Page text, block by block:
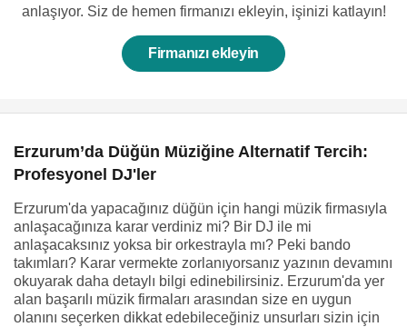
anlaşıyor. Siz de hemen firmanızı ekleyin, işinizi katlayın!
Firmanızı ekleyin
Erzurum’da Düğün Müziğine Alternatif Tercih:
Profesyonel DJ'ler
Erzurum'da yapacağınız düğün için hangi müzik firmasıyla
anlaşacağınıza karar verdiniz mi? Bir DJ ile mi
anlaşacaksınız yoksa bir orkestrayla mı? Peki bando
takımları? Karar vermekte zorlanıyorsanız yazının devamını
okuyarak daha detaylı bilgi edinebilirsiniz. Erzurum'da yer
alan başarılı müzik firmaları arasından size en uygun
olanını seçerken dikkat edebileceğiniz unsurları sizin için